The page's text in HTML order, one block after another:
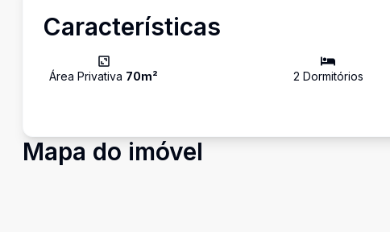
Características
Área Privativa 70m² 2 Dormitórios
Mapa do imóvel